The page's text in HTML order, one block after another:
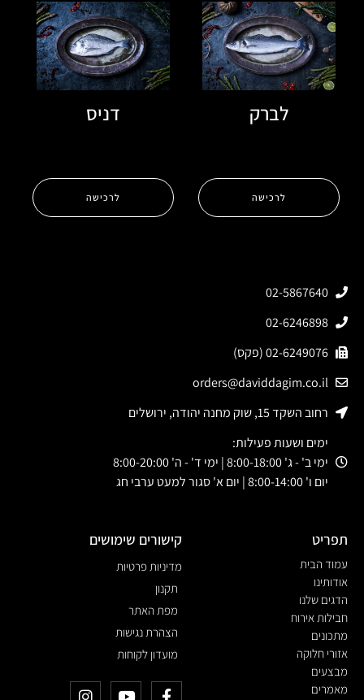
לברק
לרכישה
דניס
לרכישה
02-5867640
02-6246898
02-6249076 (פקס)
orders@daviddagim.co.il
רחוב השקד 15, שוק מחנה יהודה, ירושלים
ימים ושעות פעילות:
ימי ב' - ג' 8:00-18:00 | ימי ד' - ה' 8:00-20:00
יום ו' 8:00-14:00 | יום א' סגור למעט ערבי חג
תפריט
עמוד הבית
אודותינו
הדגים שלנו
חבילות אירוח
מתכונים
אזורי חלוקה
מבצעים
מאמרים
קישורים שימושים
מדיניות פרטיות
תקנון
מפת האתר
הצהרת נגישות
מועדון לקוחות